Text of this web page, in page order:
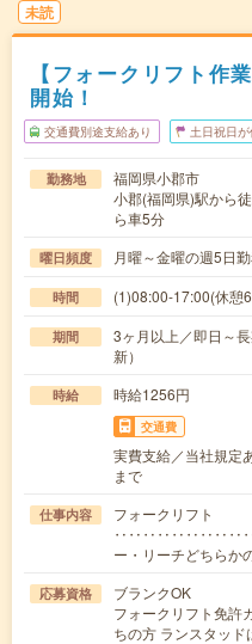
未読
【フォークリフト作
開始！
交通費別途支給あり 土日祝日が
勤務地
福岡県小郡市
小郡(福岡県)駅から
ら車5分
曜日頻度 月曜～金曜の週5日
時間 (1)08:00-17:00(休憩
期間
3ヶ月以上／即日～
新）
時給 時給1256円
交通費
実費支給／当社規定
まで
仕事内容
フォークリフト
ー・リーチどちらか
応募資格
ブランクOK
フォークリフト免許
ちの方 ランスタッ